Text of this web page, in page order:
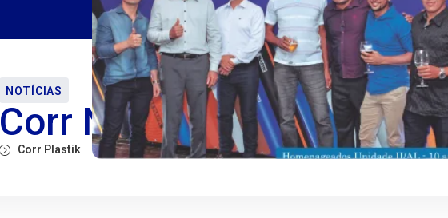
NOTÍCIAS
Corr News – Janeiro 2020
Corr Plastik 14 fevereiro 2020